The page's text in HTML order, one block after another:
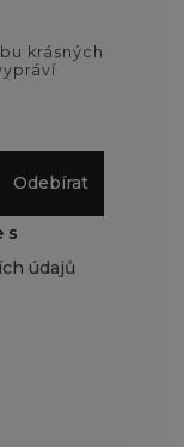
krásných
Odebírat
s
údajů